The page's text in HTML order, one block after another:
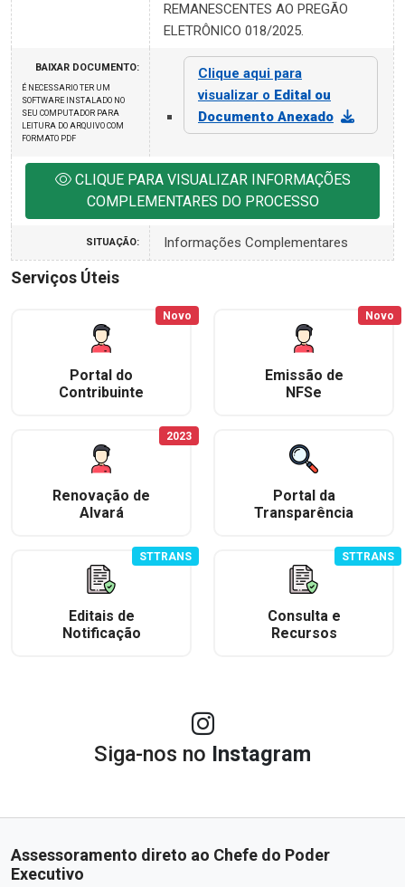
REMANESCENTES AO PREGÃO
ELETRÔNICO 018/2025.
BAIXAR DOCUMENTO:
É NECESSARIO TER UM
SOFTWARE INSTALADO NO
SEU COMPUTADOR PARA
LEITURA DO ARQUIVO COM
FORMATO PDF
Clique aqui para
visualizar o Edital ou
Documento Anexado
CLIQUE PARA VISUALIZAR INFORMAÇÕES
COMPLEMENTARES DO PROCESSO
SITUAÇÃO: Informações Complementares
Serviços Úteis
Portal do
Contribuinte
Novo
Emissão de
NFSe
Novo
Renovação de
Alvará
2023
Portal da
Transparência
Editais de
Notificação
STTRANS
Consulta e
Recursos
STTRANS
Siga-nos no Instagram
Assessoramento direto ao Chefe do Poder
Executivo